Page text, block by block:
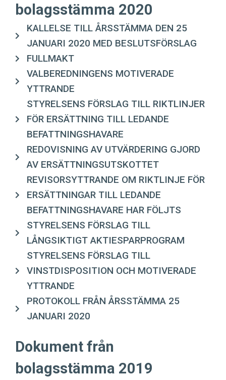
bolagsstämma 2020
KALLELSE TILL ÅRSSTÄMMA DEN 25
JANUARI 2020 MED BESLUTSFÖRSLAG
FULLMAKT
VALBEREDNINGENS MOTIVERADE
YTTRANDE
STYRELSENS FÖRSLAG TILL RIKTLINJER
FÖR ERSÄTTNING TILL LEDANDE
BEFATTNINGSHAVARE
REDOVISNING AV UTVÄRDERING GJORD
AV ERSÄTTNINGSUTSKOTTET
REVISORSYTTRANDE OM RIKTLINJE FÖR
ERSÄTTNINGAR TILL LEDANDE
BEFATTNINGSHAVARE HAR FÖLJTS
STYRELSENS FÖRSLAG TILL
LÅNGSIKTIGT AKTIESPARPROGRAM
STYRELSENS FÖRSLAG TILL
VINSTDISPOSITION OCH MOTIVERADE
YTTRANDE
PROTOKOLL FRÅN ÅRSSTÄMMA 25
JANUARI 2020
Dokument från
bolagsstämma 2019